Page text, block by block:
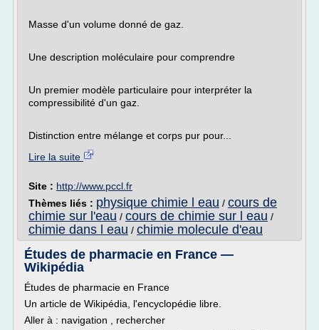
Masse d'un volume donné de gaz.
Une description moléculaire pour comprendre
Un premier modèle particulaire pour interpréter la
compressibilité d'un gaz.
Distinction entre mélange et corps pur pour...
Lire la suite
Site : http://www.pccl.fr
Thèmes liés : physique chimie l eau / cours de
chimie sur l'eau / cours de chimie sur l eau /
chimie dans l eau / chimie molecule d'eau
Études de pharmacie en France —
Wikipédia
Études de pharmacie en France
Un article de Wikipédia, l'encyclopédie libre.
Aller à : navigation , rechercher